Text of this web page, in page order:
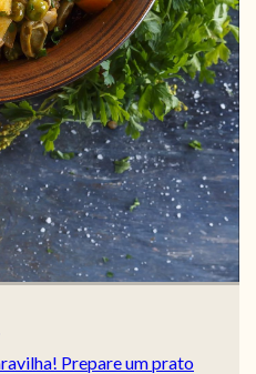
Prepare um prato